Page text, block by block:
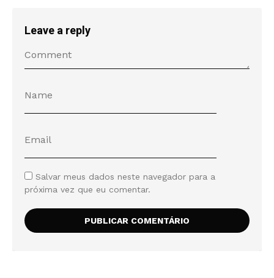
Leave a reply
Salvar meus dados neste navegador para a
próxima vez que eu comentar.